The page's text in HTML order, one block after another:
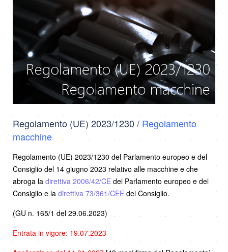
Regolamento (UE) 2023/1230 / Regolamento
macchine
Regolamento (UE) 2023/1230 del Parlamento europeo e del
Consiglio del 14 giugno 2023 relativo alle macchine e che
abroga la direttiva 2006/42/CE del Parlamento europeo e del
Consiglio e la direttiva 73/361/CEE del Consiglio.
(GU n. 165/1 del 29.06.2023)
Entrata in vigore: 19.07.2023